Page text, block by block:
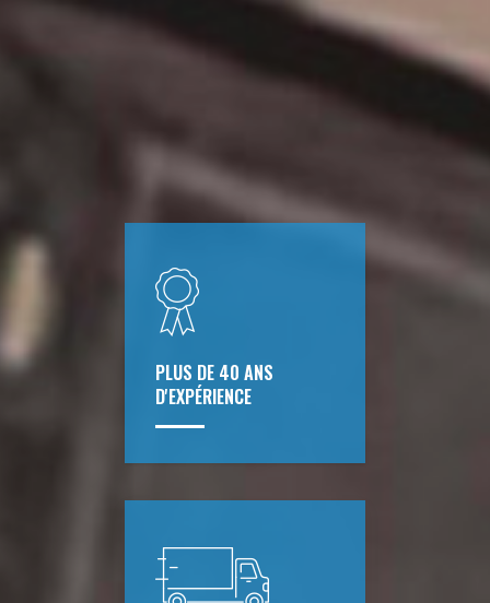
PLUS DE 40 ANS
D'EXPÉRIENCE